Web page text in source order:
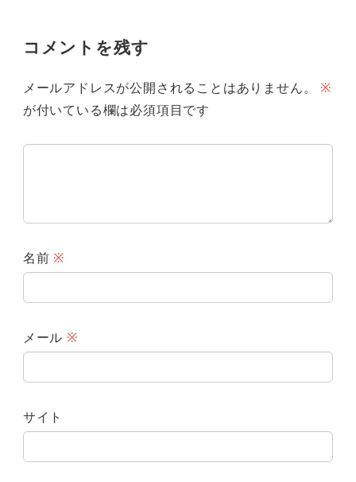
コメントを残す
メールアドレスが公開されることはありません。
※
が付いている欄は必須項目です
名前 ※
メール ※
サイト